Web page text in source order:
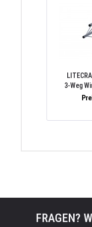
3-Weg
oben,
FRAGEN?